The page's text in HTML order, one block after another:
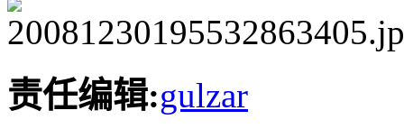
责任编辑:gulzar